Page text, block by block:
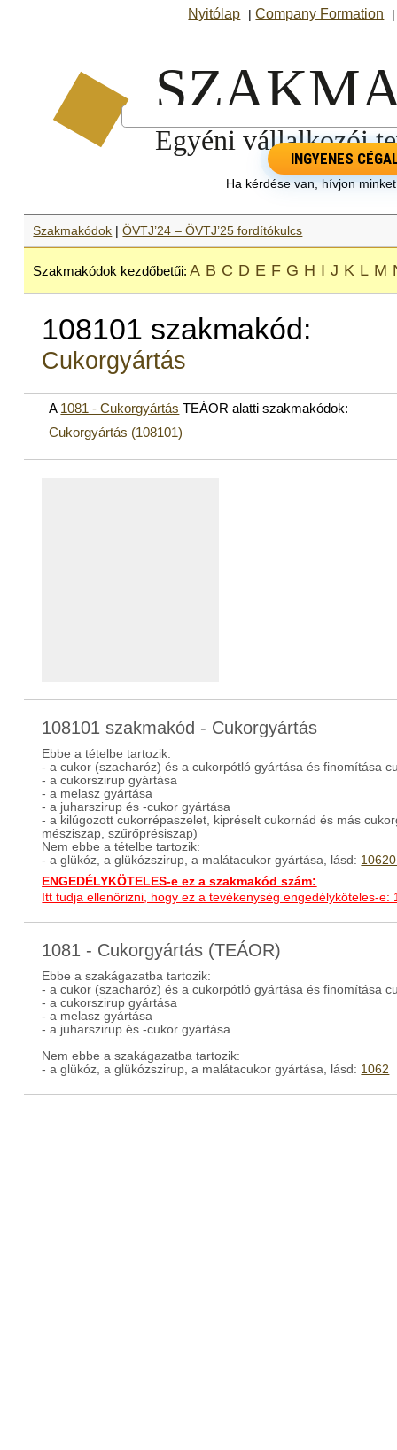
Nyitólap |Company Formation
INGYENES
Ha kérdése van, hívjon
Szakmakódok |ÖVTJ’24 – ÖVTJ’25 fordítókulcs
Szakmakódok kezdőbetűi: A B C D E F G H I J K L M
108101 szakmakód:
Cukorgyártás
A 1081 - Cukorgyártás TEÁOR alatti szakmakódok:
Cukorgyártás (108101)
108101 szakmakód - Cukorgyártás
Ebbe a tételbe tartozik:
- a cukor (szacharóz) és a cukorpótló gyártása és finomítása
- a cukorszirup gyártása
- a melasz gyártása
- a juharszirup és -cukor gyártása
- a kilúgozott cukorrépaszelet, kipréselt cukornád és más
mésziszap, szűrőprésiszap)
Nem ebbe a tételbe tartozik:
- a glükóz, a glükózszirup, a malátacukor gyártása, lásd:
ENGEDÉLYKÖTELES-e ez a szakmakód szám:
Itt tudja ellenőrizni, hogy ez a tevékenység engedélyköteles-e:
1081 - Cukorgyártás (TEÁOR)
Ebbe a szakágazatba tartozik:
- a cukor (szacharóz) és a cukorpótló gyártása és finomítása
- a cukorszirup gyártása
- a melasz gyártása
- a juharszirup és -cukor gyártása
Nem ebbe a szakágazatba tartozik:
- a glükóz, a glükózszirup, a malátacukor gyártása, lásd: 1062